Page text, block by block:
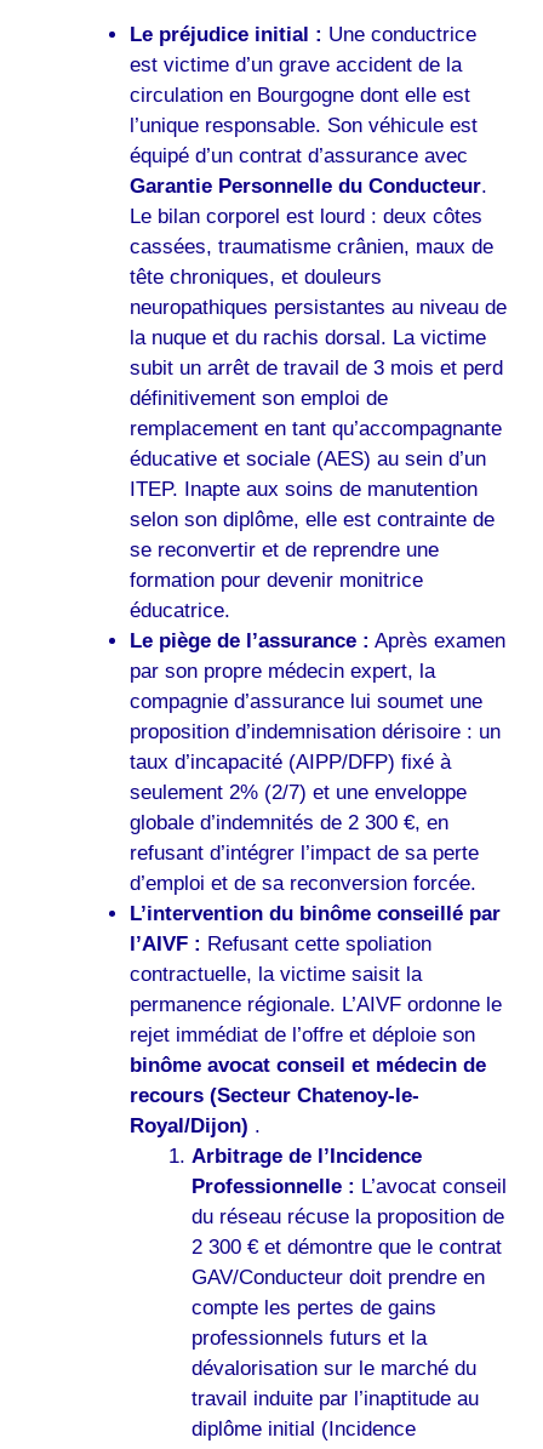
Le préjudice initial : Une conductrice
est victime d’un grave accident de la
circulation en Bourgogne dont elle est
l’unique responsable. Son véhicule est
équipé d’un contrat d’assurance avec
Garantie Personnelle du Conducteur.
Le bilan corporel est lourd : deux côtes
cassées, traumatisme crânien, maux de
tête chroniques, et douleurs
neuropathiques persistantes au niveau de
la nuque et du rachis dorsal. La victime
subit un arrêt de travail de 3 mois et perd
définitivement son emploi de
remplacement en tant qu’accompagnante
éducative et sociale (AES) au sein d’un
ITEP. Inapte aux soins de manutention
selon son diplôme, elle est contrainte de
se reconvertir et de reprendre une
formation pour devenir monitrice
éducatrice.
Le piège de l’assurance : Après examen
par son propre médecin expert, la
compagnie d’assurance lui soumet une
proposition d’indemnisation dérisoire : un
taux d’incapacité (AIPP/DFP) fixé à
seulement 2% (2/7) et une enveloppe
globale d’indemnités de 2 300 €, en
refusant d’intégrer l’impact de sa perte
d’emploi et de sa reconversion forcée.
L’intervention du binôme conseillé par
l’AIVF : Refusant cette spoliation
contractuelle, la victime saisit la
permanence régionale. L’AIVF ordonne le
rejet immédiat de l’offre et déploie son
binôme avocat conseil et médecin de
recours (Secteur Chatenoy-le-
Royal/Dijon) .
Arbitrage de l’Incidence
Professionnelle : L’avocat conseil
du réseau récuse la proposition de
2 300 € et démontre que le contrat
GAV/Conducteur doit prendre en
compte les pertes de gains
professionnels futurs et la
dévalorisation sur le marché du
travail induite par l’inaptitude au
diplôme initial (Incidence